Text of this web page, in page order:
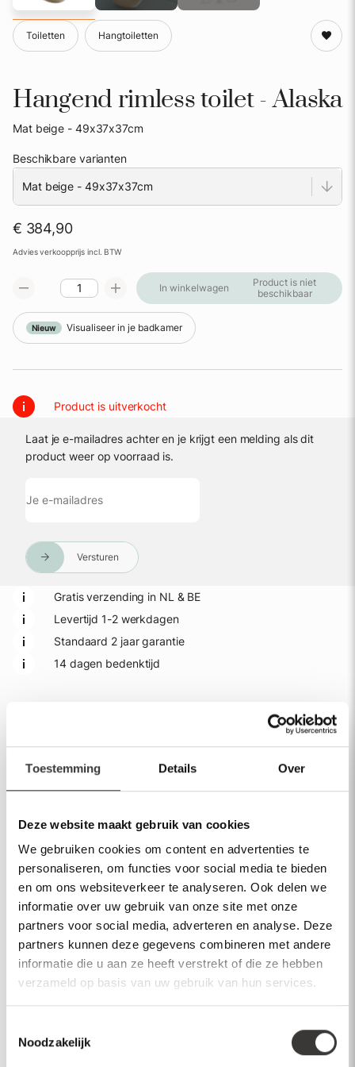
Toestemming Details Over
Deze website maakt gebruik van cookies
We gebruiken cookies om content en advertenties te
personaliseren, om functies voor social media te bieden
en om ons websiteverkeer te analyseren. Ook delen we
informatie over uw gebruik van onze site met onze
partners voor social media, adverteren en analyse. Deze
partners kunnen deze gegevens combineren met andere
informatie die u aan ze heeft verstrekt of die ze hebben
verzameld op basis van uw gebruik van hun services.
Noodzakelijk
Toiletten Hangtoiletten
Hangend rimless toilet - Alaska
Mat beige - 49x37x37cm
Beschikbare varianten
€ 384,90
Advies verkoopprijs incl. BTW
In winkelwagen
Product is niet
beschikbaar
Nieuw Visualiseer in je badkamer
Product is uitverkocht
Laat je e-mailadres achter en je krijgt een melding als dit
product weer op voorraad is.
Versturen
Gratis verzending in NL & BE
Levertijd 1-2 werkdagen
Standaard 2 jaar garantie
14 dagen bedenktijd
Kenmerken
Garantie
Heeft u vragen over dit product?
Neem contact op